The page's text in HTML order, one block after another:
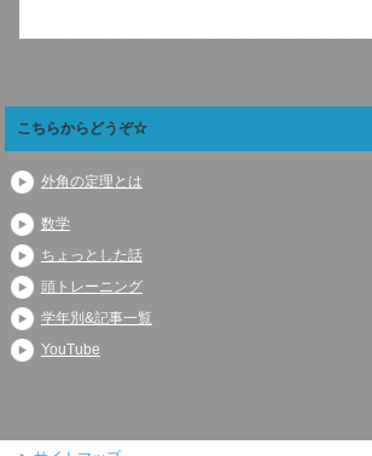
こちらからどうぞ☆
外角の定理とは
数学
ちょっとした話
頭トレーニング
学年別&記事一覧
YouTube